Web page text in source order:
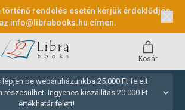
rendelés esetén kérjük érdeklődjön
az info@librabooks.hu címen.
be webáruházunkba 25.000 Ft felett
részesülhet. Ingyenes kiszállítás 20.000 Ft
értékhatár felett!
Kosár